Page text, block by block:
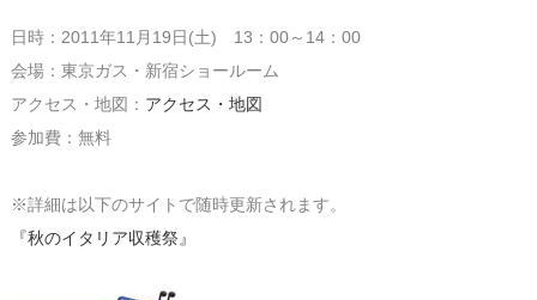
日時：2011年11月19日(土) 13：00～14：00
会場：東京ガス・新宿ショールーム
アクセス・地図： アクセス・地図
参加費：無料
※詳細は以下のサイトで随時更新されます。
『秋のイタリア収穫祭』